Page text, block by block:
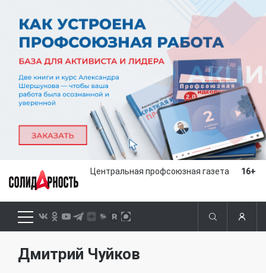
Центральная профсоюзная газета 16+
Дмитрий Чуйков